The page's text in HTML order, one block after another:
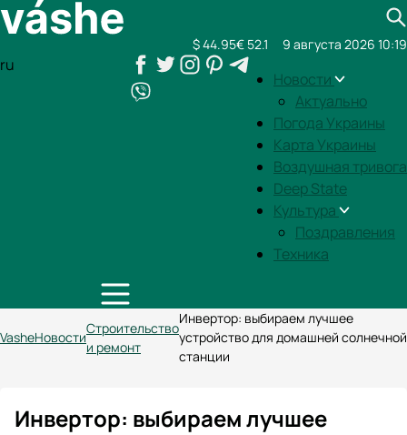
ru
Новости
Актуально
Погода Украины
Карта Украины
Воздушная тривога
Deep State
Культура
Поздравления
Техника
$ 44.95€ 52.1 9 августа 2026 10:19
VasheНовости
Строительство
и ремонт
Инвертор: выбираем лучшее
устройство для домашней солнечной
станции
Инвертор: выбираем лучшее